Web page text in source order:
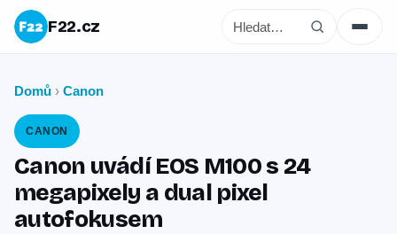
F22.cz
Domů › Canon
CANON
Canon uvádí EOS M100 s 24
megapixely a dual pixel
autofokusem